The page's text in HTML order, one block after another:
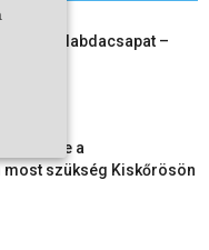
női kézilabdacsapat –
ezekre a
most szükség Kiskőrösön